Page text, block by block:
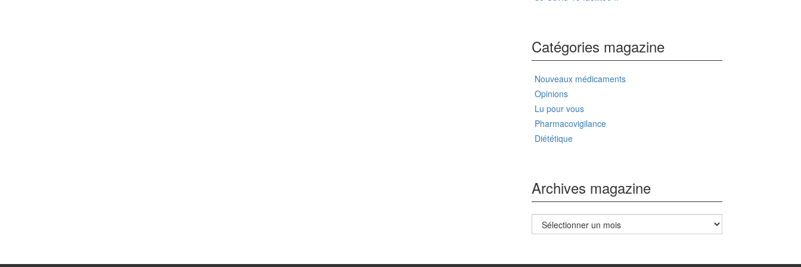
Catégories magazine
Nouveaux médicaments
Opinions
Lu pour vous
Pharmacovigilance
Diététique
Archives magazine
Archives
magazine